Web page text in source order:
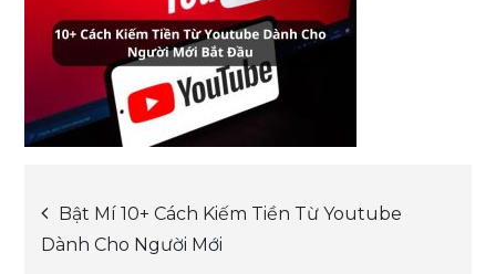
Post
Bật Mí 10+ Cách Kiếm Tiền Từ Youtube
Dành Cho Người Mới